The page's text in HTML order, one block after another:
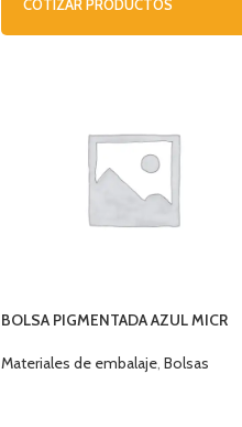
COTIZAR PRODUCTOS
BOLSA PIGMENTADA AZUL MICR
Materiales de embalaje, Bolsas